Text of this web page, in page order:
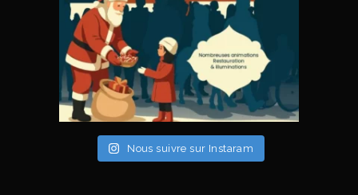
Nous suivre sur Instaram